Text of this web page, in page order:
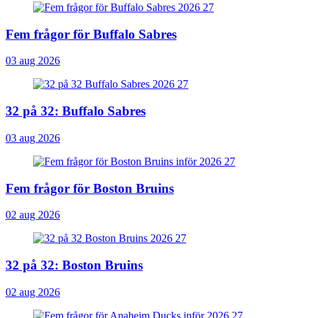
Fem frågor för Buffalo Sabres
03 aug 2026
32 på 32: Buffalo Sabres
03 aug 2026
Fem frågor för Boston Bruins
02 aug 2026
32 på 32: Boston Bruins
02 aug 2026